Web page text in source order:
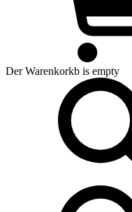
Der Warenkorkb is empty